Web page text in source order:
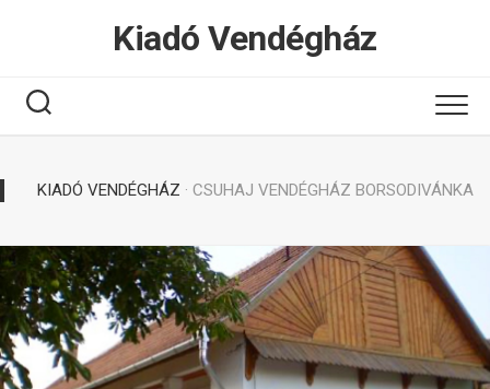
Kiadó Vendégház
KIADÓ VENDÉGHÁZ · CSUHAJ VENDÉGHÁZ BORSODIVÁNKA